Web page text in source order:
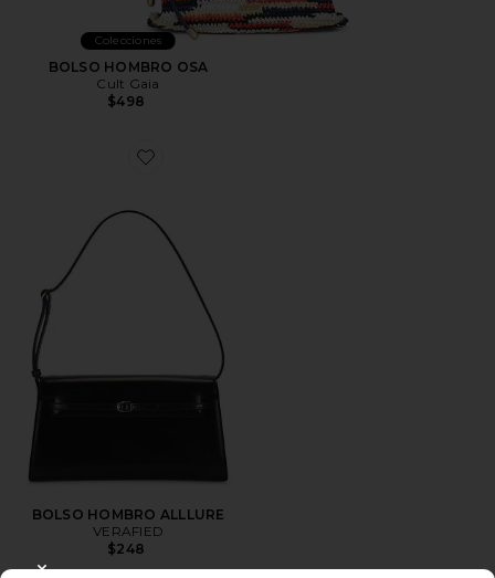
Colecciones
BOLSO HOMBRO OSA
Cult Gaia
$498
Favorite BOLSO HOMBRO ALLLURE
BOLSO HOMBRO ALLLURE
VERAFIED
$248